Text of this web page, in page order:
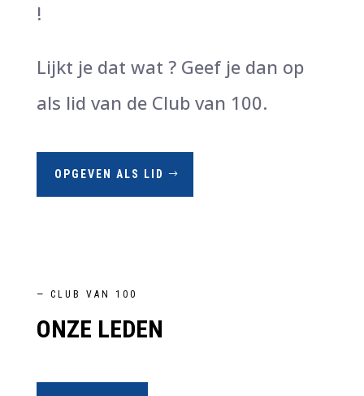
!
Lijkt je dat wat ? Geef je dan op
als lid van de Club van 100.
OPGEVEN ALS LID
— CLUB VAN 100
ONZE LEDEN